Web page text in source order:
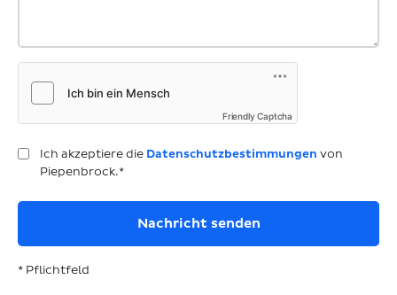
Friendly Captcha
Ich akzeptiere die Datenschutzbestimmungen von
Piepenbrock.*
* Pflichtfeld